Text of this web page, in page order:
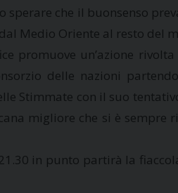
che il buonsenso
Medio Oriente al resto del
promuove un’azione
delle nazioni
Stimmate con il suo
migliore che si è sempre
in punto partirà la